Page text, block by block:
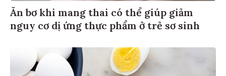
Ăn bơ khi mang thai có thể giúp giảm
nguy cơ dị ứng thực phẩm ở trẻ sơ sinh